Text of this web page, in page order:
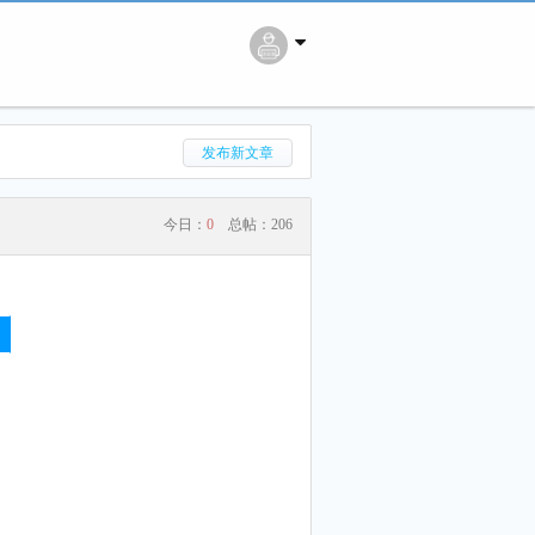
搜 索
发布新文章
今日： 0 总帖： 206